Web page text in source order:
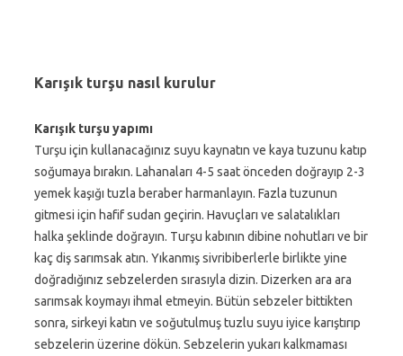
Karışık turşu nasıl kurulur
Karışık turşu yapımı
Turşu için kullanacağınız suyu kaynatın ve kaya tuzunu katıp
soğumaya bırakın. Lahanaları 4-5 saat önceden doğrayıp 2-3
yemek kaşığı tuzla beraber harmanlayın. Fazla tuzunun
gitmesi için hafif sudan geçirin. Havuçları ve salatalıkları
halka şeklinde doğrayın. Turşu kabının dibine nohutları ve bir
kaç diş sarımsak atın. Yıkanmış sivribiberlerle birlikte yine
doğradığınız sebzelerden sırasıyla dizin. Dizerken ara ara
sarımsak koymayı ihmal etmeyin. Bütün sebzeler bittikten
sonra, sirkeyi katın ve soğutulmuş tuzlu suyu iyice karıştırıp
sebzelerin üzerine dökün. Sebzelerin yukarı kalkmaması